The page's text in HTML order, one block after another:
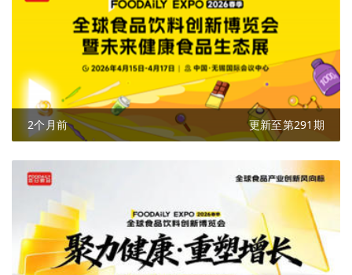
2个月前 更新至第291期